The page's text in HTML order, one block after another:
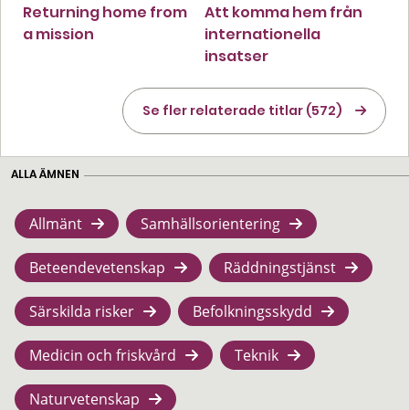
Returning home from
a mission
Att komma hem från
internationella
insatser
Se fler relaterade titlar (572)
ALLA ÄMNEN
Allmänt Samhällsorientering
Beteendevetenskap Räddningstjänst
Särskilda risker Befolkningsskydd
Medicin och friskvård Teknik
Naturvetenskap